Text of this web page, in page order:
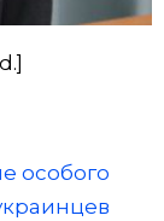
особого